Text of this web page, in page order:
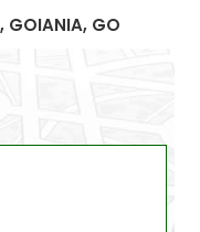
GOIANIA, GO